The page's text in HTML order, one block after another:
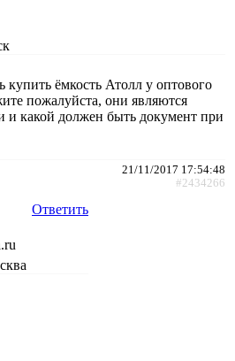
купить ёмкость Атолл у оптового
пожалуйста, они являются
и какой должен быть документ при
21/11/2017 17:54:48
#2434266
Ответить